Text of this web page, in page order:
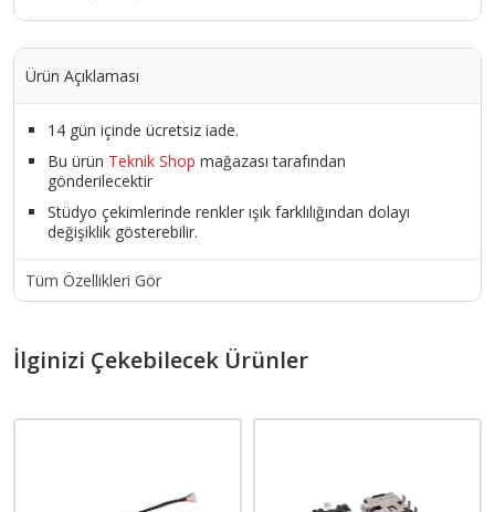
Ürün Açıklaması
14 gün içinde ücretsiz iade.
Bu ürün Teknik Shop mağazası tarafından
gönderilecektir
Stüdyo çekimlerinde renkler ışık farklılığından dolayı
değişiklik gösterebilir.
Tüm Özellikleri Gör
İlginizi Çekebilecek Ürünler